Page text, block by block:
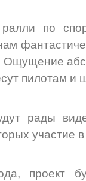
по
Ощущение
пилотам и
рады
участие
проект